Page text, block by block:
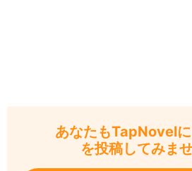
あなたもTapNovel
を投稿してみま